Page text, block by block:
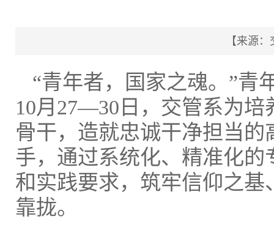
【来源
“青年者，国家之魂。”青
10月27—30日，交管系为
骨干，造就忠诚干净担当
手，通过系统化、精准化
和实践要求，筑牢信仰之
靠拢。